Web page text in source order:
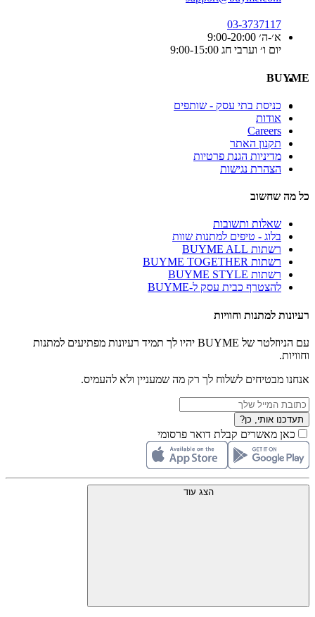
03-3737117
א׳-ה׳ 9:00-20:00
יום ו׳ וערבי חג 9:00-15:00
BUYME
כניסת בתי עסק - שותפים
אודות
Careers
תקנון האתר
מדיניות הגנת פרטיות
הצהרת נגישות
כל מה שחשוב
שאלות ותשובות
בלוג - טיפים למתנות שוות
רשתות BUYME ALL
רשתות BUYME TOGETHER
רשתות BUYME STYLE
להצטרף כבית עסק ל-BUYME
רעיונות למתנות וחוויות
עם הניוזלטר של BUYME יהיו לך תמיד רעיונות מפתיעים למתנות
וחוויות.
אנחנו מבטיחים לשלוח לך רק מה שמעניין ולא להעמיס.
תעדכנו אותי, כן?
כאן מאשרים קבלת דואר פרסומי
הצג עוד